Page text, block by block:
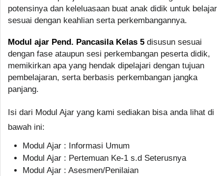
potensinya dan keleluasaan buat anak didik untuk belajar
sesuai dengan keahlian serta perkembangannya.
Modul ajar Pend. Pancasila Kelas 5 disusun sesuai
dengan fase ataupun sesi perkembangan peserta didik,
memikirkan apa yang hendak dipelajari dengan tujuan
pembelajaran, serta berbasis perkembangan jangka
panjang.
Isi dari Modul Ajar yang kami sediakan bisa anda lihat di
bawah ini:
Modul Ajar : Informasi Umum
Modul Ajar : Pertemuan Ke-1 s.d Seterusnya
Modul Ajar : Asesmen/Penilaian